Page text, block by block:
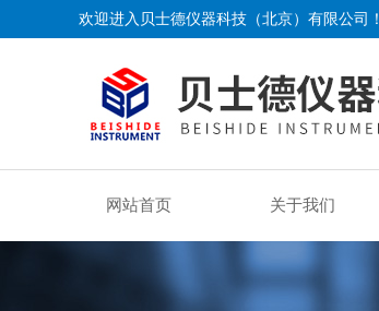
欢迎进入贝士德仪器科技（北京）有限公司！
网站首页 关于我们